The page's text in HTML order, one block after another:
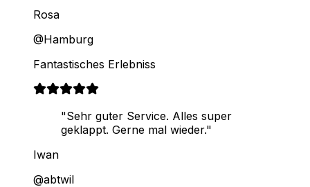
Rosa
@Hamburg
Fantastisches Erlebniss
"Sehr guter Service. Alles super
geklappt. Gerne mal wieder."
Iwan
@abtwil